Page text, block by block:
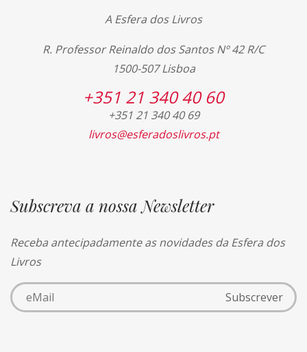
A Esfera dos Livros
R. Professor Reinaldo dos Santos Nº 42 R/C
1500-507 Lisboa
+351 21 340 40 60
+351 21 340 40 69
livros@esferadoslivros.pt
Subscreva a nossa Newsletter
Receba antecipadamente as novidades da Esfera dos
Livros